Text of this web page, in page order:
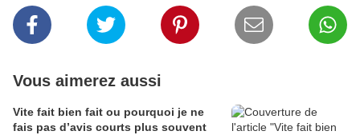
Vous aimerez aussi
Vite fait bien fait ou pourquoi je ne
fais pas d’avis courts plus souvent